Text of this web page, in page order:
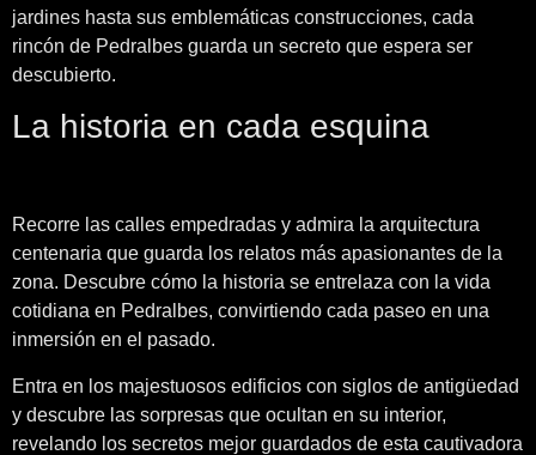
jardines hasta sus emblemáticas construcciones, cada
rincón de Pedralbes guarda un secreto que espera ser
descubierto.
La historia en cada esquina
Recorre las calles empedradas y admira la arquitectura
centenaria que guarda los relatos más apasionantes de la
zona. Descubre cómo la historia se entrelaza con la vida
cotidiana en Pedralbes, convirtiendo cada paseo en una
inmersión en el pasado.
Entra en los majestuosos edificios con siglos de antigüedad
y descubre las sorpresas que ocultan en su interior,
revelando los secretos mejor guardados de esta cautivadora